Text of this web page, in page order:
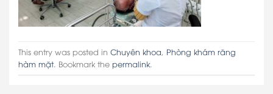
This entry was posted in Chuyên khoa, Phòng khám răng
hàm mặt. Bookmark the permalink.